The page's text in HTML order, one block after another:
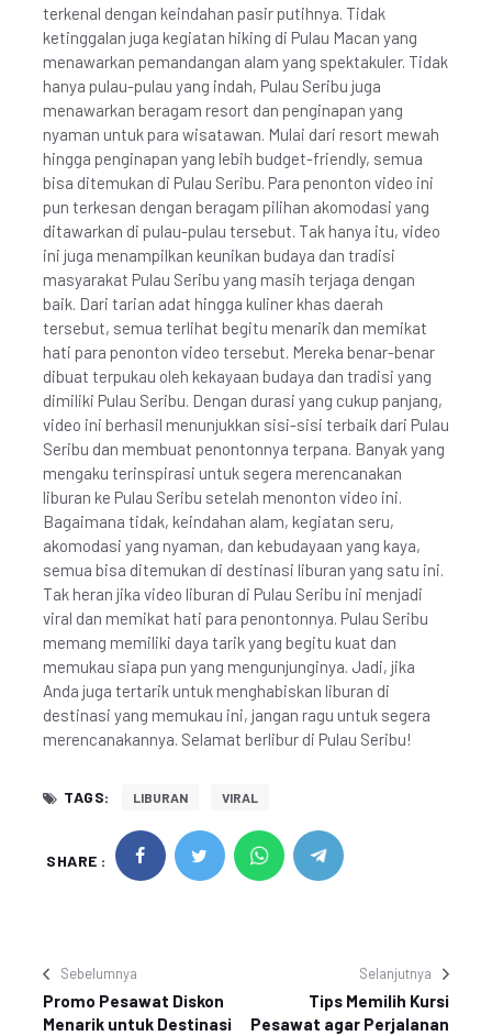
terkenal dengan keindahan pasir putihnya. Tidak
ketinggalan juga kegiatan hiking di Pulau Macan yang
menawarkan pemandangan alam yang spektakuler. Tidak
hanya pulau-pulau yang indah, Pulau Seribu juga
menawarkan beragam resort dan penginapan yang
nyaman untuk para wisatawan. Mulai dari resort mewah
hingga penginapan yang lebih budget-friendly, semua
bisa ditemukan di Pulau Seribu. Para penonton video ini
pun terkesan dengan beragam pilihan akomodasi yang
ditawarkan di pulau-pulau tersebut. Tak hanya itu, video
ini juga menampilkan keunikan budaya dan tradisi
masyarakat Pulau Seribu yang masih terjaga dengan
baik. Dari tarian adat hingga kuliner khas daerah
tersebut, semua terlihat begitu menarik dan memikat
hati para penonton video tersebut. Mereka benar-benar
dibuat terpukau oleh kekayaan budaya dan tradisi yang
dimiliki Pulau Seribu. Dengan durasi yang cukup panjang,
video ini berhasil menunjukkan sisi-sisi terbaik dari Pulau
Seribu dan membuat penontonnya terpana. Banyak yang
mengaku terinspirasi untuk segera merencanakan
liburan ke Pulau Seribu setelah menonton video ini.
Bagaimana tidak, keindahan alam, kegiatan seru,
akomodasi yang nyaman, dan kebudayaan yang kaya,
semua bisa ditemukan di destinasi liburan yang satu ini.
Tak heran jika video liburan di Pulau Seribu ini menjadi
viral dan memikat hati para penontonnya. Pulau Seribu
memang memiliki daya tarik yang begitu kuat dan
memukau siapa pun yang mengunjunginya. Jadi, jika
Anda juga tertarik untuk menghabiskan liburan di
destinasi yang memukau ini, jangan ragu untuk segera
merencanakannya. Selamat berlibur di Pulau Seribu!
TAGS: LIBURAN VIRAL
SHARE :
Sebelumnya
Promo Pesawat Diskon
Menarik untuk Destinasi
Selanjutnya
Tips Memilih Kursi
Pesawat agar Perjalanan